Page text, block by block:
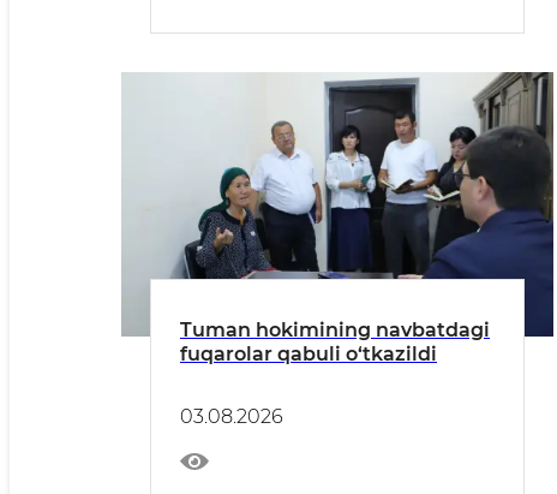
Tuman hokimining navbatdagi
fuqarolar qabuli o‘tkazildi
03.08.2026